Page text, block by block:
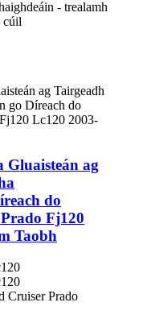
- trealamh
cúil
Gluaisteán ag
do
Fj120
Taobh
Cruiser Prado